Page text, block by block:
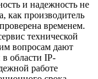
и надежность не
как производитель
временем.
технической
вопросам дают
области IP-
работе